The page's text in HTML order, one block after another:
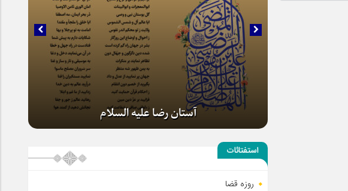
آستان رضا علیه السلام
استفتائات
روزه قضا